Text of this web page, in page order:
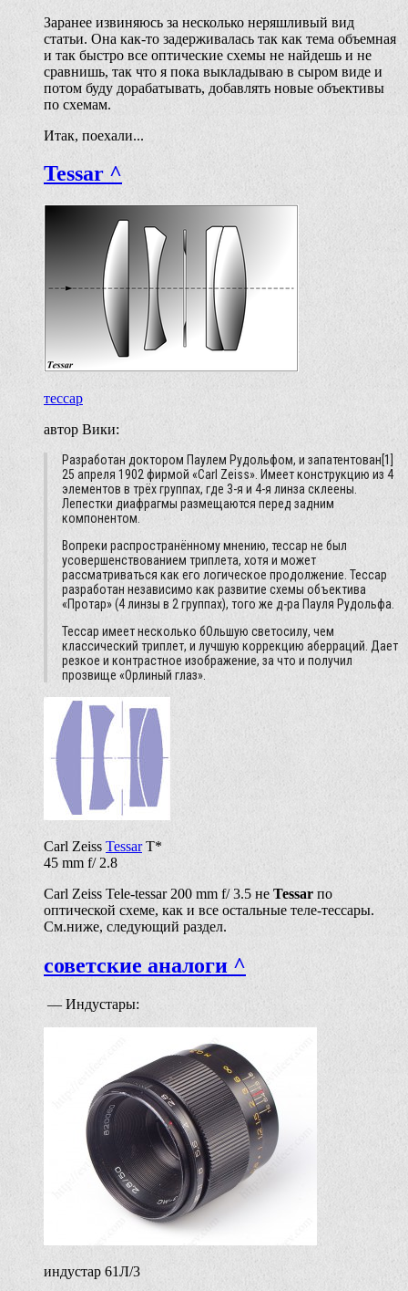
Заранее извиняюсь за несколько неряшливый вид
статьи. Она как-то задерживалась так как тема объемная
и так быстро все оптические схемы не найдешь и не
сравнишь, так что я пока выкладываю в сыром виде и
потом буду дорабатывать, добавлять новые объективы
по схемам.
Итак, поехали...
Tessar ^
тессар
автор Вики:
Разработан доктором Паулем Рудольфом, и запатентован[1]
25 апреля 1902 фирмой «Carl Zeiss». Имеет конструкцию из 4
элементов в трёх группах, где 3-я и 4-я линза склеены.
Лепестки диафрагмы размещаются перед задним
компонентом.
Вопреки распространённому мнению, тессар не был
усовершенствованием триплета, хотя и может
рассматриваться как его логическое продолжение. Тессар
разработан независимо как развитие схемы объектива
«Протар» (4 линзы в 2 группах), того же д-ра Пауля Рудольфа.
Тессар имеет несколько бОльшую светосилу, чем
классический триплет, и лучшую коррекцию аберраций. Дает
резкое и контрастное изображение, за что и получил
прозвище «Орлиный глаз».
Carl Zeiss TessarT*
45 mm f/ 2.8
Carl Zeiss Tele-tessar 200 mm f/ 3.5 не Tessar по
оптической схеме, как и все остальные теле-тессары.
См.ниже, следующий раздел.
советские аналоги ^
— Индустары:
индустар 61Л/3